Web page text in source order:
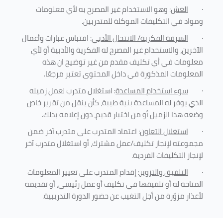
· الغش: وهو الاستخدام غير المصرح به لأي معلومات
ومواد في التكليفاتالموكلة للمتدربين.
· السرقة الفكرية/ الانتحال الأدبي: اقتباس عبارات وأعمال
الآخرين، والاستخدام غير المصرح له الفكرية والأدبية أو لأي
معلومات في أي تكليف مقدم من غير توضيح ان هذه
المعلومات المذكورة في داخل المحتوى تعتبر مرجعًا.
· سوء استخدام المساعدة: استغلال متدرب لعمل زميله
الذي يوفر له المساعدة بنية طيبة، كأن ينقل من تقرير خاص
وضعه هذا الزميل أو من اختبار قديم، دون إعلامه بذلك.
· استغلال التعاون: اعتماد المتدرب على متدرب آخر ضمن
مجموعته لإنجاز تكليف/عمل مشترك، أو استغلال متدرب آخر
لإنجاز التكليفات الفردية.
· التلفيق والتزوير: إقدام المتدرب على تغيير المعلومات
المتاحة له أو تلفيقها في تكليف أو عمل رئيسي، أو تقديمه
لأعذار مزوّرة من أجل التغيب عن حضور الدورة التدريبية.